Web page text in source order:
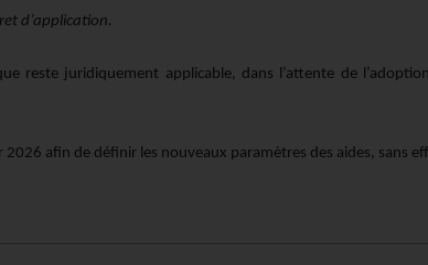
d’application.
reste juridiquement applicable, dans l’attente de
afin de définir les nouveaux paramètres des aides, sans